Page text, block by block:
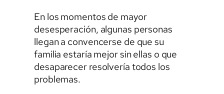
En los momentos de mayor
desesperación, algunas personas
llegan a convencerse de que su
familia estaría mejor sin ellas o que
desaparecer resolvería todos los
problemas.